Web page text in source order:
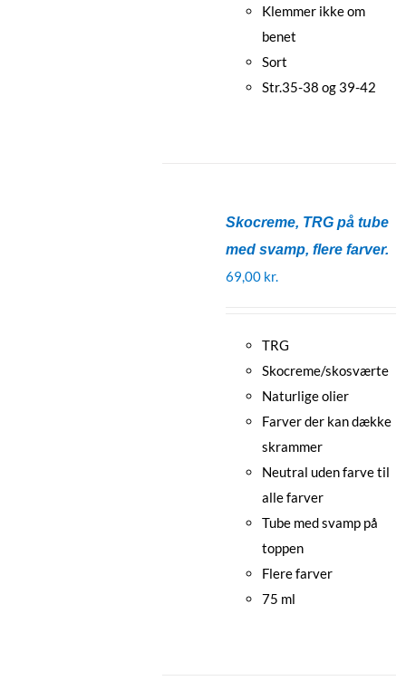
Klemmer ikke om
benet
Sort
Str.35-38 og 39-42
Skocreme, TRG på tube
med svamp, flere farver.
69,00 kr.
TRG
Skocreme/skosværte
Naturlige olier
Farver der kan dække
skrammer
Neutral uden farve til
alle farver
Tube med svamp på
toppen
Flere farver
75 ml